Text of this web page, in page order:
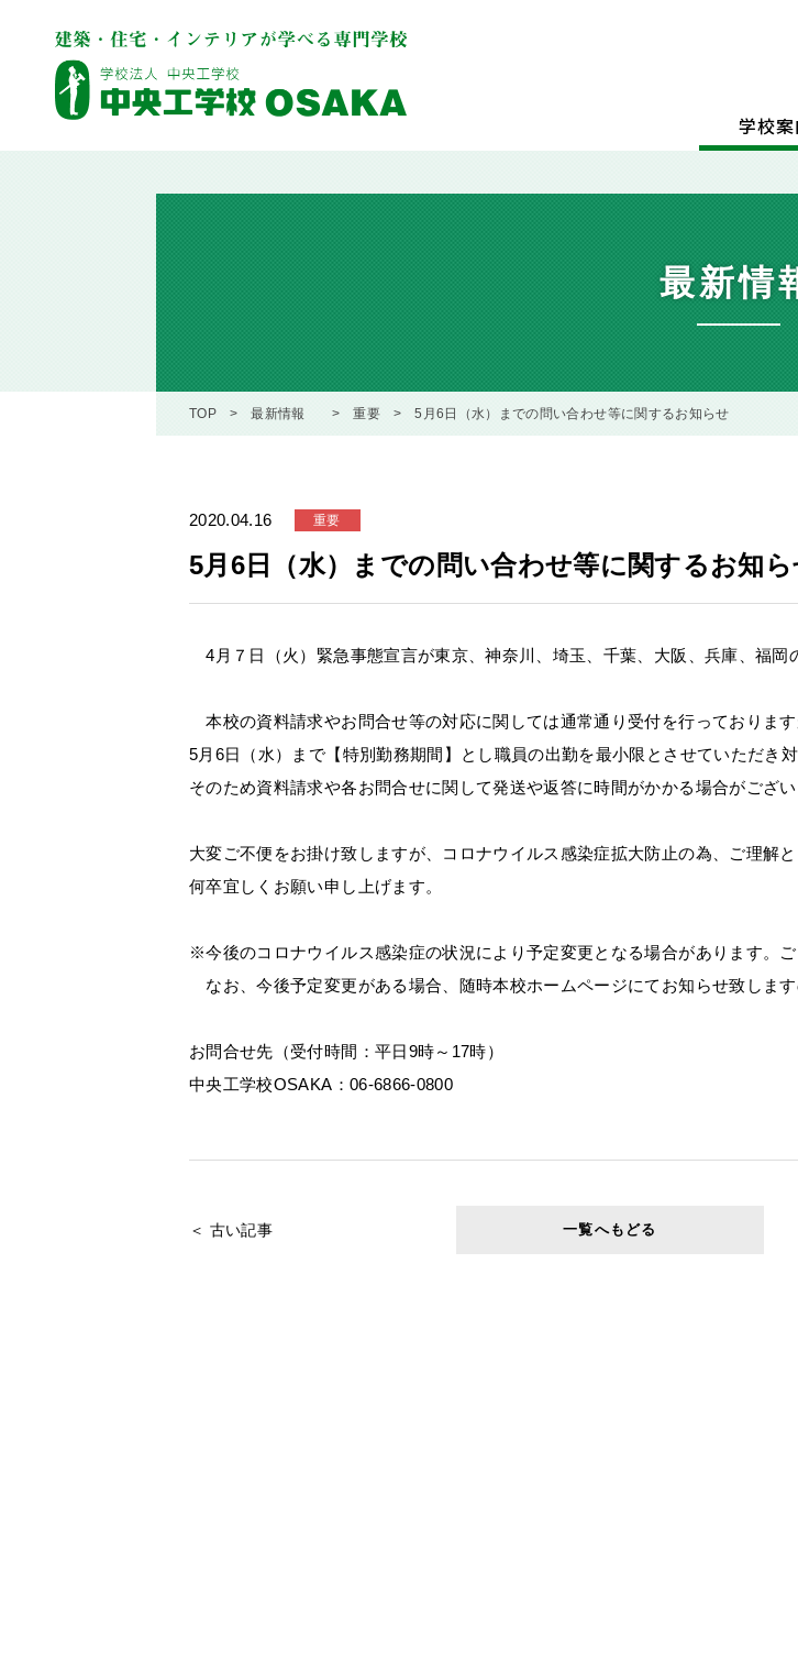
学校案
最新情
TOP 最新情報 重要 5月6日（水）までの問い合わせ等に関するお知らせ
2020.04.16 重要
5月6日（水）までの問い合わせ等に関するお知ら
4月７日（火）緊急事態宣言が東京、神奈川、埼玉、千葉、大阪、兵庫、福岡
本校の資料請求やお問合せ等の対応に関しては通常通り受付を行っております
5月6日（水）まで【特別勤務期間】とし職員の出勤を最小限とさせていただき対
そのため資料請求や各お問合せに関して発送や返答に時間がかかる場合がござい
大変ご不便をお掛け致しますが、コロナウイルス感染症拡大防止の為、ご理解と
何卒宜しくお願い申し上げます。
※今後のコロナウイルス感染症の状況により予定変更となる場合があります。ご
なお、今後予定変更がある場合、随時本校ホームページにてお知らせ致します
お問合せ先（受付時間：平日9時～17時）
中央工学校OSAKA：06-6866-0800
＜ 古い記事 一覧へもどる